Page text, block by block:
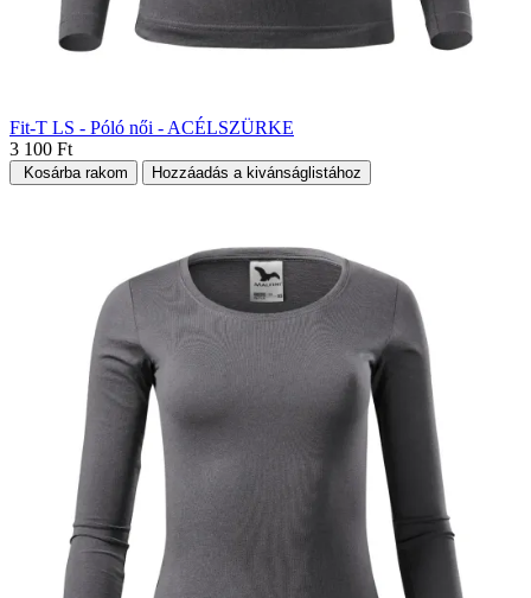
Fit-T LS - Póló női - ACÉLSZÜRKE
3 100 Ft
Kosárba rakom Hozzáadás a kivánságlistához